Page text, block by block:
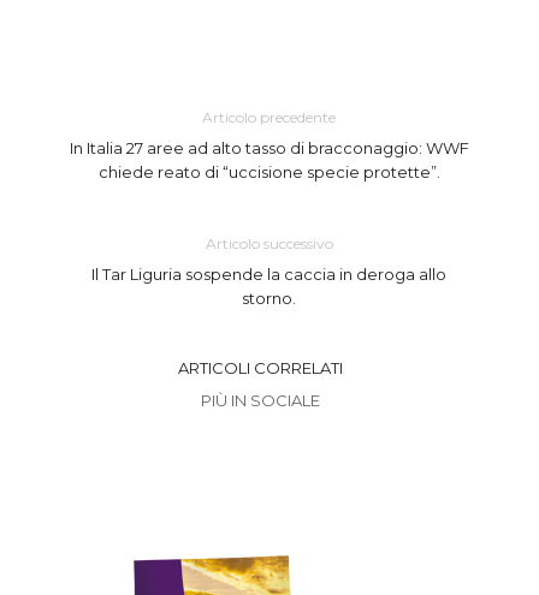
Articolo precedente
In Italia 27 aree ad alto tasso di bracconaggio: WWF
chiede reato di “uccisione specie protette”.
Articolo successivo
Il Tar Liguria sospende la caccia in deroga allo
storno.
ARTICOLI CORRELATI
PIÙ IN SOCIALE